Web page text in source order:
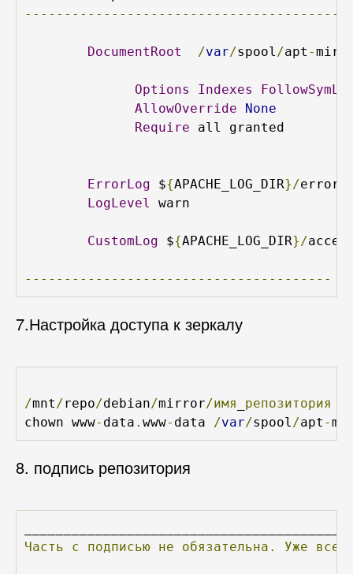
----------------------------------------
DocumentRoot /var/spool /apt -
Options Indexes
AllowOverride
None
Require all granted
ErrorLog ${APACHE_LOG_DIR}/error
LogLevel
warn
CustomLog ${APACHE_LOG_DIR}/
---------------------------------------
7.Настройка доступа к зеркалу
/mnt /repo/debian/mirror/имя репозитория
chown www- data . www- data /var/spool /apt -
8. подпись репозитория
Часть с подписью не обязательна. Уже все